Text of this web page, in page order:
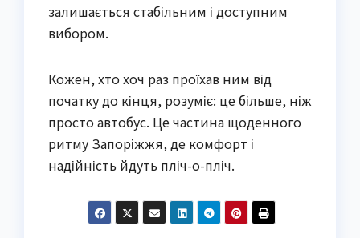
залишається стабільним і доступним
вибором.
Кожен, хто хоч раз проїхав ним від
початку до кінця, розуміє: це більше, ніж
просто автобус. Це частина щоденного
ритму Запоріжжя, де комфорт і
надійність йдуть пліч-о-пліч.